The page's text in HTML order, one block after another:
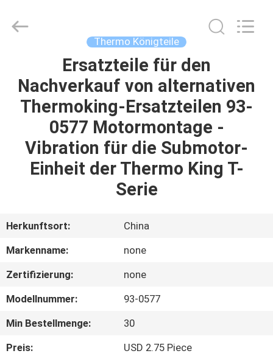
HAUSE
PRODUKTE
ÜBER
WERKSBESICHTIGUNG
KONTAKT
MIT
UNS
INDUSTRY
Thermo Königteile
Ersatzteile für den
Nachverkauf von alternativen
Thermoking-Ersatzteilen 93-
0577 Motormontage -
Vibration für die Submotor-
Einheit der Thermo King T-
Serie
Herkunftsort:
China
Markenname:
none
Zertifizierung:
none
Modellnummer:
93-0577
Min Bestellmenge:
30
Preis:
USD 2.75 Piece